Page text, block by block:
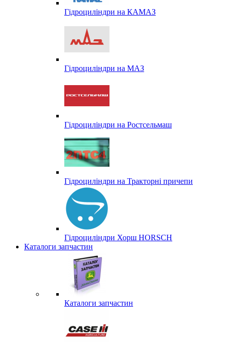
Гідроциліндри на КАМАЗ
Гідроциліндри на МАЗ
Гідроциліндри на Ростсельмаш
Гідроциліндри на Тракторні причепи
Гідроциліндри Хорш HORSCH
Каталоги запчастин
Каталоги запчастин